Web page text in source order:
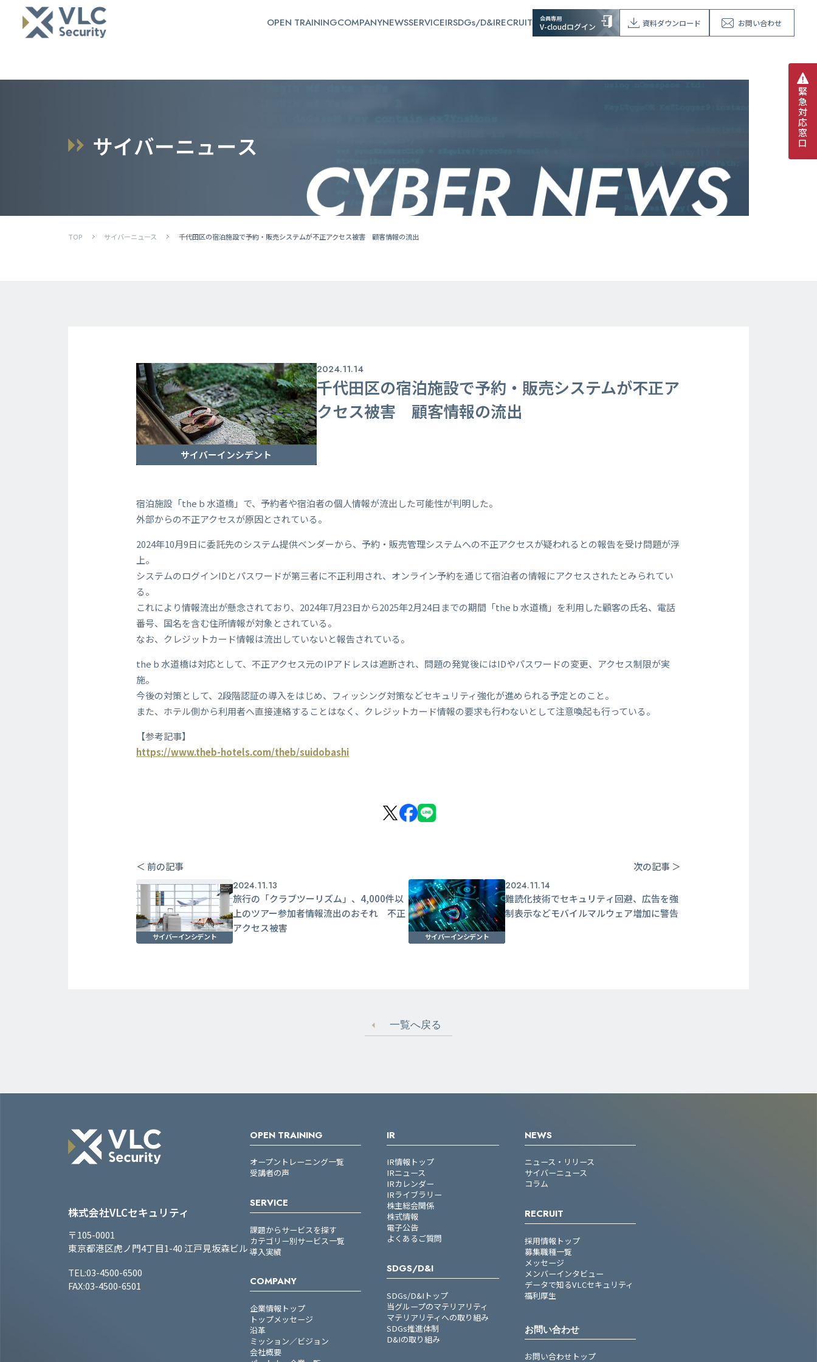
OPEN TRAININGCOMPANYNEWSSERVICEIRSDGs/D&IRECRUIT 会員専用
V-cloudログイン 資料ダウンロード お問い合わせ
緊
急
対
応
窓
口
サイバーニュース
TOP サイバーニュース 千代田区の宿泊施設で予約・販売システムが不正アクセス被害 顧客情報の流出
サイバーインシデント
2024.11.14
千代田区の宿泊施設で予約・販売システムが不正ア
クセス被害 顧客情報の流出
宿泊施設「the b 水道橋」で、予約者や宿泊者の個人情報が流出した可能性が判明した。
外部からの不正アクセスが原因とされている。
2024年10月9日に委託先のシステム提供ベンダーから、予約・販売管理システムへの不正アクセスが疑われるとの報告を受け問題が浮
上。
システムのログインIDとパスワードが第三者に不正利用され、オンライン予約を通じて宿泊者の情報にアクセスされたとみられてい
る。
これにより情報流出が懸念されており、2024年7月23日から2025年2月24日までの期間「the b 水道橋」を利用した顧客の氏名、電話
番号、国名を含む住所情報が対象とされている。
なお、クレジットカード情報は流出していないと報告されている。
the b 水道橋は対応として、不正アクセス元のIPアドレスは遮断され、問題の発覚後にはIDやパスワードの変更、アクセス制限が実
施。
今後の対策として、2段階認証の導入をはじめ、フィッシング対策などセキュリティ強化が進められる予定とのこと。
また、ホテル側から利用者へ直接連絡することはなく、クレジットカード情報の要求も行わないとして注意喚起も行っている。
【参考記事】
https://www.theb-hotels.com/theb/suidobashi
＜ 前の記事 次の記事 ＞
サイバーインシデント
2024.11.13
旅行の「クラブツーリズム」、4,000件以
上のツアー参加者情報流出のおそれ 不正
アクセス被害
サイバーインシデント
2024.11.14
難読化技術でセキュリティ回避、広告を強
制表示などモバイルマルウェア増加に警告
一覧へ戻る
株式会社VLCセキュリティ
〒105-0001
東京都港区虎ノ門4丁目1-40 江戸見坂森ビル
TEL:03-4500-6500
FAX:03-4500-6501
OPEN TRAINING
オープントレーニング一覧
受講者の声
SERVICE
課題からサービスを探す
カテゴリー別サービス一覧
導入実績
COMPANY
企業情報トップ
トップメッセージ
沿革
ミッション／ビジョン
会社概要
IR
IR情報トップ
IRニュース
IRカレンダー
IRライブラリー
株主総会関係
株式情報
電子公告
よくあるご質問
SDGS/D&I
SDGs/D&Iトップ
当グループのマテリアリティ
マテリアリティへの取り組み
SDGs推進体制
D&Iの取り組み
NEWS
ニュース・リリース
サイバーニュース
コラム
RECRUIT
採用情報トップ
募集職種一覧
メッセージ
メンバーインタビュー
データで知るVLCセキュリティ
福利厚生
お問い合わせ
お問い合わせトップ